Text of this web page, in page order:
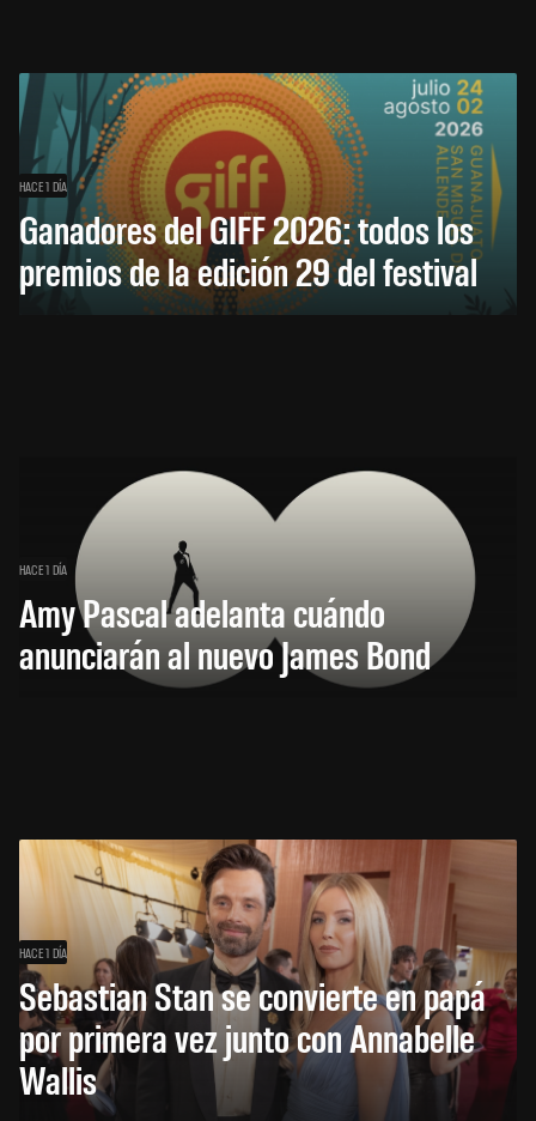
HACE 1 DÍA
Ganadores del GIFF 2026: todos los
premios de la edición 29 del festival
HACE 1 DÍA
Amy Pascal adelanta cuándo
anunciarán al nuevo James Bond
HACE 1 DÍA
Sebastian Stan se convierte en papá
por primera vez junto con Annabelle
Wallis